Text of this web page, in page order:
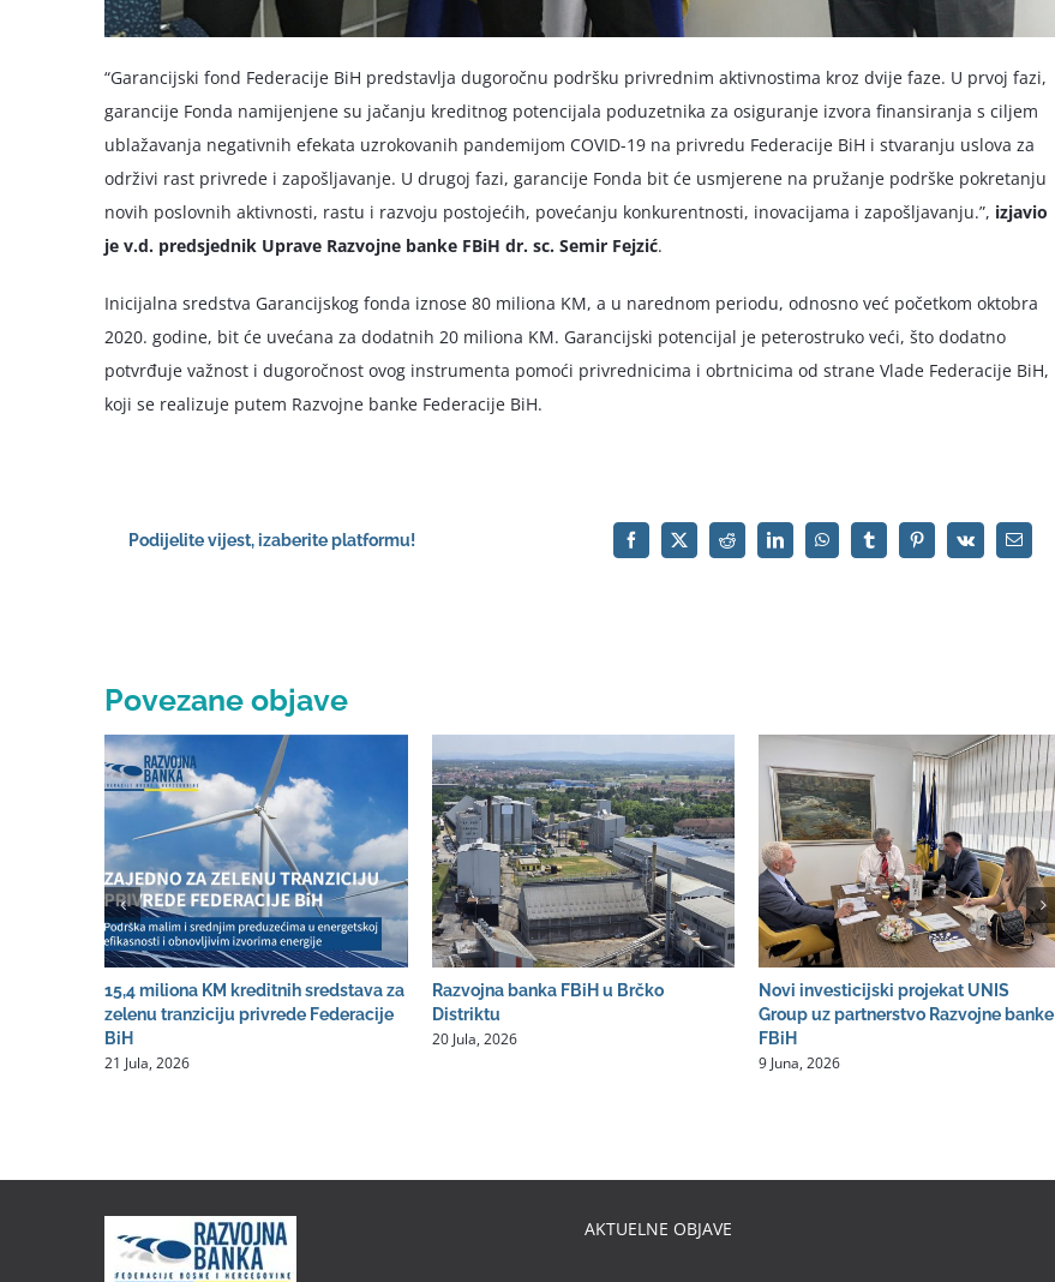
“Garancijski fond Federacije BiH predstavlja dugoročnu podršku privrednim aktivnostima kroz dvije faze. U prvoj fazi,
garancije Fonda namijenjene su jačanju kreditnog potencijala poduzetnika za osiguranje izvora finansiranja s ciljem
ublažavanja negativnih efekata uzrokovanih pandemijom COVID-19 na privredu Federacije BiH i stvaranju uslova za
održivi rast privrede i zapošljavanje. U drugoj fazi, garancije Fonda bit će usmjerene na pružanje podrške pokretanju
novih poslovnih aktivnosti, rastu i razvoju postojećih, povećanju konkurentnosti, inovacijama i zapošljavanju.”, izjavio
je v.d. predsjednik Uprave Razvojne banke FBiH dr. sc. Semir Fejzić.
Inicijalna sredstva Garancijskog fonda iznose 80 miliona KM, a u narednom periodu, odnosno već početkom oktobra
2020. godine, bit će uvećana za dodatnih 20 miliona KM. Garancijski potencijal je peterostruko veći, što dodatno
potvrđuje važnost i dugoročnost ovog instrumenta pomoći privrednicima i obrtnicima od strane Vlade Federacije BiH,
koji se realizuje putem Razvojne banke Federacije BiH.
Podijelite vijest, izaberite platformu!
Povezane objave
15,4 miliona KM kreditnih sredstava za
zelenu tranziciju privrede Federacije
BiH
21 Jula, 2026
Razvojna banka FBiH u Brčko
Distriktu
20 Jula, 2026
Novi investicijski projekat UNIS
Group uz partnerstvo Razvojne banke
FBiH
9 Juna, 2026
AKTUELNE OBJAVE